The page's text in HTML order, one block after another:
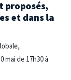
proposés,
et dans la
mai de 17h30 à